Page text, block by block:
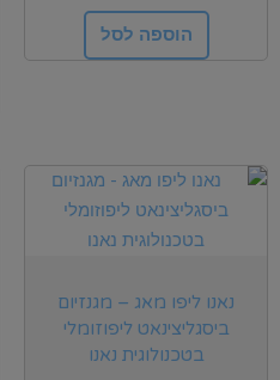
הוספה לסל
נאנו ליפו מאג – מגנזיום
ביסגליצינאט ליפוזומלי
בטכנולוגית נאנו